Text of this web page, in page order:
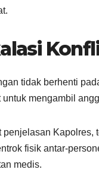
tidak berhenti
untuk mengambil
penjelasan Kapolres,
fisik antar-
medis.